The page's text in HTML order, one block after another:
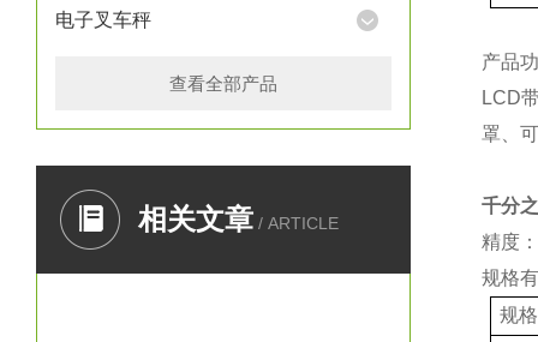
电子叉车秤
查看全部产品
相关文章 / ARTICLE
产品
LCD
罩、
千分
精度
规格
规格